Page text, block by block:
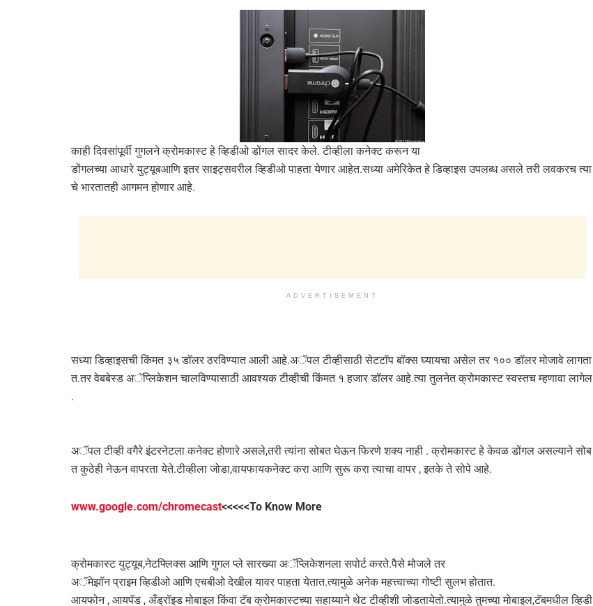
काही दिवसांपूर्वी गुगलने क्रोमकास्ट हे व्हिडीओ डोंगल सादर केले. टीव्हीला कनेक्ट करून या
डोंगलच्या आधारे युट्यूबआणि इतर साइट्सवरील व्हिडीओ पाहता येणार आहेत.सध्या अमेरिकेत हे डिव्हाइस उपलब्ध असले तरी लवकरच त्या
चे भारतातही आगमन होणार आहे.
ADVERTISEMENT
सध्या डिव्हाइसची किंमत ३५ डॉलर ठरविण्यात आली आहे.अॅपल टीव्हीसाठी सेटटॉप बॉक्स घ्यायचा असेल तर १०० डॉलर मोजावे लागता
त.तर वेबबेस्ड अॅप्लिकेशन चालविण्यासाठी आवश्यक टीव्हीची किंमत १ हजार डॉलर आहे.त्या तुलनेत क्रोमकास्ट स्वस्तच म्हणावा लागेल
.
अॅपल टीव्ही वगैरे इंटरनेटला कनेक्ट होणारे असले,तरी त्यांना सोबत घेऊन फिरणे शक्य नाही . क्रोमकास्ट हे केवळ डोंगल असल्याने सोब
त कुठेही नेऊन वापरता येते.टीव्हीला जोडा,वायफायकनेक्ट करा आणि सुरू करा त्याचा वापर , इतके ते सोपे आहे.
www.google.com/chromecast‎<<<<<To Know More
क्रोमकास्ट युट्यूब,नेटफ्लिक्स आणि गुगल प्ले सारख्या अॅप्लिकेशनला सपोर्ट करते.पैसे मोजले तर
अॅमेझॉन प्राइम व्हिडीओ आणि एचबीओ देखील यावर पाहता येतात.त्यामुळे अनेक महत्त्वाच्या गोष्टी सुलभ होतात.
आयफोन , आयपॅड , अँड्रॉइड मोबाइल किंवा टॅब क्रोमकास्टच्या सहाय्याने थेट टीव्हीशी जोडतायेतो.त्यामुळे तुमच्या मोबाइल,टॅबमधील व्हिडी